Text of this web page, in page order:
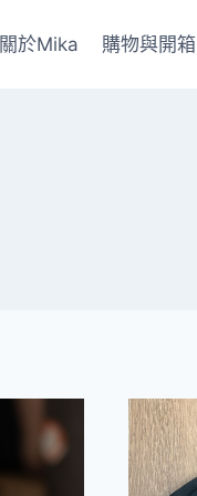
關於Mika 購物與開箱